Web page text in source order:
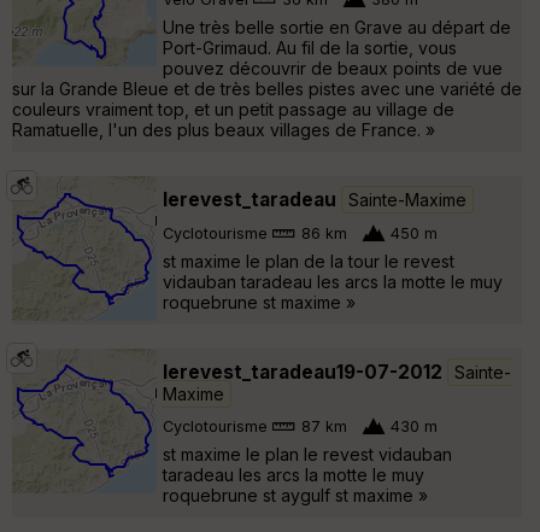
Une très belle sortie en Grave au départ de
Port-Grimaud. Au fil de la sortie, vous
pouvez découvrir de beaux points de vue
sur la Grande Bleue et de très belles pistes avec une variété de
couleurs vraiment top, et un petit passage au village de
Ramatuelle, l'un des plus beaux villages de France. »
lerevest_taradeau Sainte-Maxime
Cyclotourisme 86 km 450 m
st maxime le plan de la tour le revest
vidauban taradeau les arcs la motte le muy
roquebrune st maxime »
lerevest_taradeau19-07-2012
Sainte-
Maxime
Cyclotourisme 87 km 430 m
st maxime le plan le revest vidauban
taradeau les arcs la motte le muy
roquebrune st aygulf st maxime »